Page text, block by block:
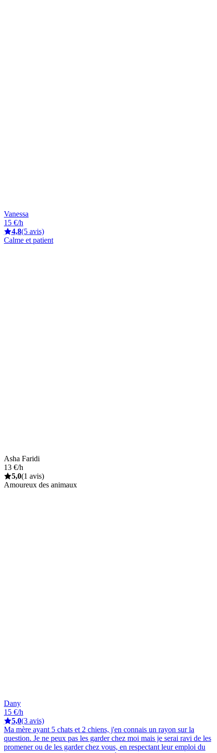
Vanessa
15 €/h
4,8(5 avis)
Calme et patient
Asha Faridi
13 €/h
5,0(1 avis)
Amoureux des animaux
Dany
15 €/h
5,0(3 avis)
Ma mère ayant 5 chats et 2 chiens, j'en connais un rayon sur la
question. Je ne peux pas les garder chez moi mais je serai ravi de les
promener ou de les garder chez vous, en respectant leur emploi du